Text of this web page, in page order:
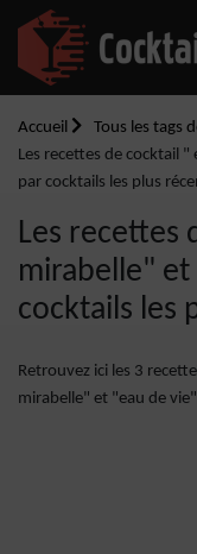
Accueil
Tous les tags
Les recettes de cocktail
par cocktails les plus
Les recettes
mirabelle" et
cocktails les
Retrouvez ici les 3
mirabelle" et "eau de vie"